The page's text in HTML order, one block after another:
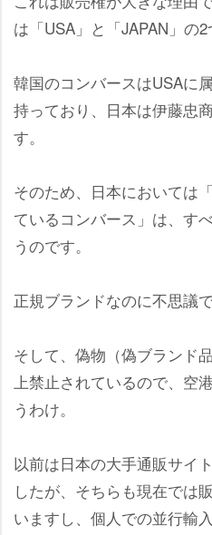
は「USA」と「JAPAN」の2
韓国のコンバースはUSAに
持っており、日本は伊藤忠
す。
そのため、日本においては
ているコンバース」は、す
うのです。
正規ブランドなのに不思議で
そして、偽物（偽ブランド
上禁止されているので、空
うわけ。
以前は日本の大手通販サイ
したが、そちらも現在では
いますし、個人での並行輸